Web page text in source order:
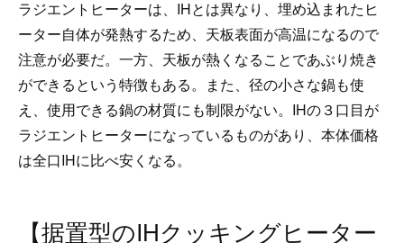
ラジエントヒーターは、IHとは異なり、埋め込まれたヒ
ーター自体が発熱するため、天板表面が高温になるので
注意が必要だ。一方、天板が熱くなることであぶり焼き
ができるという特徴もある。また、径の小さな鍋も使
え、使用できる鍋の材質にも制限がない。IHの３口目が
ラジエントヒーターになっているものがあり、本体価格
は全口IHに比べ安くなる。
【据置型のIHクッキングヒーター